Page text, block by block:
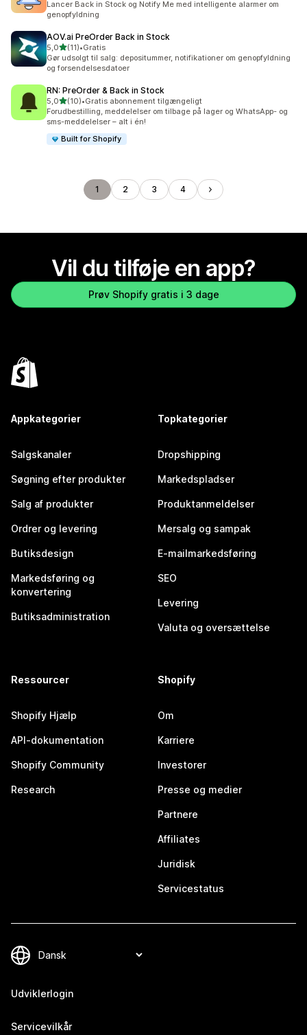
Lancer Back in Stock og Notify Me med intelligente alarmer om
genopfyldning
AOV.ai PreOrder Back in Stock
5,0ud af 5 stjerner
(11)
11 anmeldelser i alt
•Gratis
Gør udsolgt til salg: depositummer, notifikationer om genopfyldning
og forsendelsesdatoer
RN: PreOrder & Back in Stock
5,0ud af 5 stjerner
(10)
10 anmeldelser i alt
•Gratis abonnement tilgængeligt
Forudbestilling, meddelelser om tilbage på lager og WhatsApp- og
sms-meddelelser – alt i én!
Built for Shopify
1 2 3 4
Vil du tilføje en app?
Prøv Shopify gratis i 3 dage
Appkategorier
Salgskanaler
Søgning efter produkter
Salg af produkter
Ordrer og levering
Butiksdesign
Markedsføring og
konvertering
Butiksadministration
Topkategorier
Dropshipping
Markedspladser
Produktanmeldelser
Mersalg og sampak
E-mailmarkedsføring
SEO
Levering
Valuta og oversættelse
Ressourcer
Shopify Hjælp
API-dokumentation
Shopify Community
Research
Shopify
Om
Karriere
Investorer
Presse og medier
Partnere
Affiliates
Juridisk
Servicestatus
Udviklerlogin
Servicevilkår